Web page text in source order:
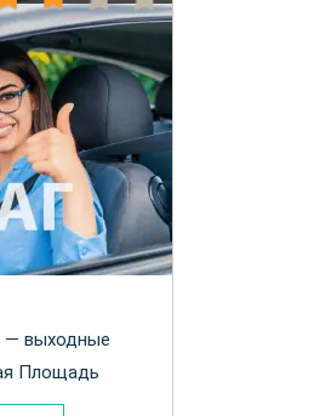
— выходные
Площадь